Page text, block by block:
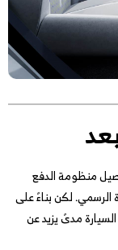
منظومة الدفع
الرسمي. لكن بناءً على
مدىً يزيد عن